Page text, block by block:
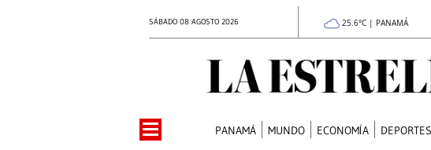
SÁBADO 08 AGOSTO 2026 25.6°C | PANAMÁ
PANAMÁ MUNDO ECONOMÍA DEPORTES